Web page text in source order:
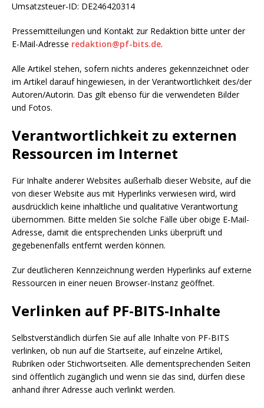
Umsatzsteuer-ID: DE246420314
Pressemitteilungen und Kontakt zur Redaktion bitte unter der
E-Mail-Adresse redaktion@pf-bits.de.
Alle Artikel stehen, sofern nichts anderes gekennzeichnet oder
im Artikel darauf hingewiesen, in der Verantwortlichkeit des/der
Autoren/Autorin. Das gilt ebenso für die verwendeten Bilder
und Fotos.
Verantwortlichkeit zu externen
Ressourcen im Internet
Für Inhalte anderer Websites außerhalb dieser Website, auf die
von dieser Website aus mit Hyperlinks verwiesen wird, wird
ausdrücklich keine inhaltliche und qualitative Verantwortung
übernommen. Bitte melden Sie solche Fälle über obige E-Mail-
Adresse, damit die entsprechenden Links überprüft und
gegebenenfalls entfernt werden können.
Zur deutlicheren Kennzeichnung werden Hyperlinks auf externe
Ressourcen in einer neuen Browser-Instanz geöffnet.
Verlinken auf PF-BITS-Inhalte
Selbstverständlich dürfen Sie auf alle Inhalte von PF-BITS
verlinken, ob nun auf die Startseite, auf einzelne Artikel,
Rubriken oder Stichwortseiten. Alle dementsprechenden Seiten
sind öffentlich zugänglich und wenn sie das sind, dürfen diese
anhand ihrer Adresse auch verlinkt werden.